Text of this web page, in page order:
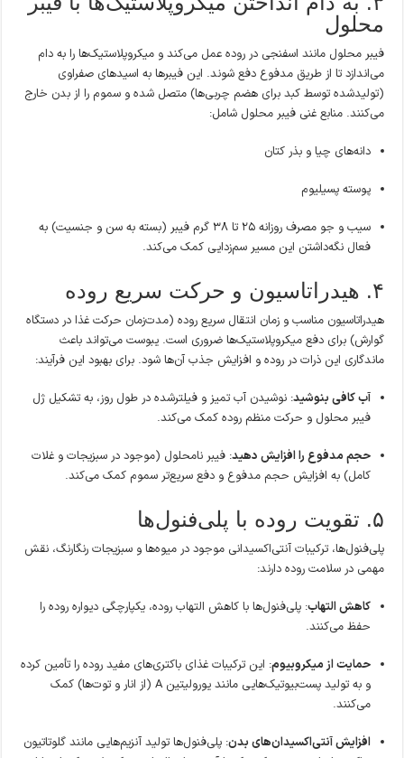
محلول
فیبر محلول مانند اسفنجی در روده عمل می‌کند و میکروپلاستیک‌ها را به دام
می‌اندازد تا از طریق مدفوع دفع شوند. این فیبرها به اسیدهای صفراوی
(تولیدشده توسط کبد برای هضم چربی‌ها) متصل شده و سموم را از بدن خارج
می‌کنند. منابع غنی فیبر محلول شامل:
دانه‌های چیا و بذر کتان
پوسته پسیلیوم
سیب و جو مصرف روزانه ۲۵ تا ۳۸ گرم فیبر (بسته به سن و جنسیت) به
فعال نگه‌داشتن این مسیر سم‌زدایی کمک می‌کند.
۴. هیدراتاسیون و حرکت سریع روده
هیدراتاسیون مناسب و زمان انتقال سریع روده (مدت‌زمان حرکت غذا در دستگاه
گوارش) برای دفع میکروپلاستیک‌ها ضروری است. یبوست می‌تواند باعث
ماندگاری این ذرات در روده و افزایش جذب آن‌ها شود. برای بهبود این فرآیند:
آب کافی بنوشید: نوشیدن آب تمیز و فیلترشده در طول روز، به تشکیل ژل
فیبر محلول و حرکت منظم روده کمک می‌کند.
حجم مدفوع را افزایش دهید: فیبر نامحلول (موجود در سبزیجات و غلات
کامل) به افزایش حجم مدفوع و دفع سریع‌تر سموم کمک می‌کند.
۵. تقویت روده با پلی‌فنول‌ها
پلی‌فنول‌ها، ترکیبات آنتی‌اکسیدانی موجود در میوه‌ها و سبزیجات رنگارنگ، نقش
مهمی در سلامت روده دارند:
کاهش التهاب: پلی‌فنول‌ها با کاهش التهاب روده، یکپارچگی دیواره روده را
حفظ می‌کنند.
حمایت از میکروبیوم: این ترکیبات غذای باکتری‌های مفید روده را تأمین کرده
و به تولید پست‌بیوتیک‌هایی مانند یورولیتین A (از انار و توت‌ها) کمک
می‌کنند.
افزایش آنتی‌اکسیدان‌های بدن: پلی‌فنول‌ها تولید آنزیم‌هایی مانند گلوتاتیون